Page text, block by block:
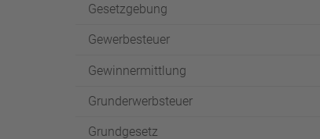
Gesetzgebung
Gewerbesteuer
Gewinnermittlung
Grunderwerbsteuer
Grundgesetz